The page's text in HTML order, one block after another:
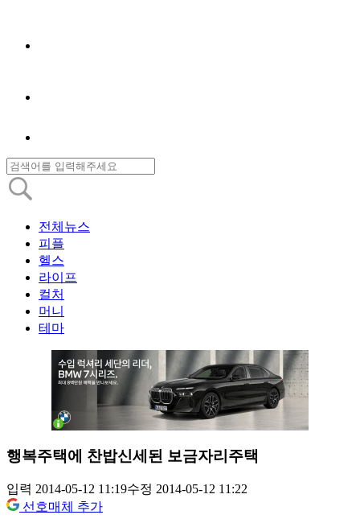
전체뉴스
피플
헬스
라이프
컬처
머니
테마
행복주택에 찬밥신세된 보금자리주택
입력 2014-05-12 11:19수정 2014-05-12 11:22
선호매체 추가